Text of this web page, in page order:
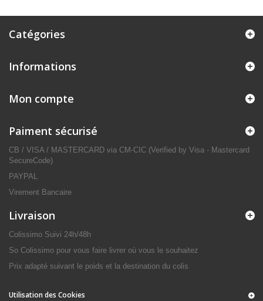
Catégories
Informations
Mon compte
Paiment sécurisé
CB / VISA / MASTERCARD via CM-CIC (Verified by Visa - Mastercard
SecureCode)
PAYPAL
Virement Bancaire
Livraison
Colissimo Suivi 24h/48h
So Colissimo pour vous faire livrer où vous le souhaitez
Prix adapté suivant le poids et la destination du colis
Utilisation des Cookies